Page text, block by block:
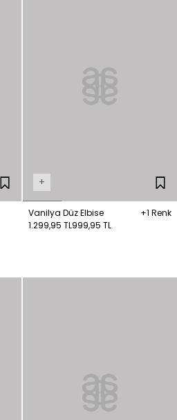
+
Vanilya Düz Elbise
+1 Renk
1.299,95 TL999,95 TL